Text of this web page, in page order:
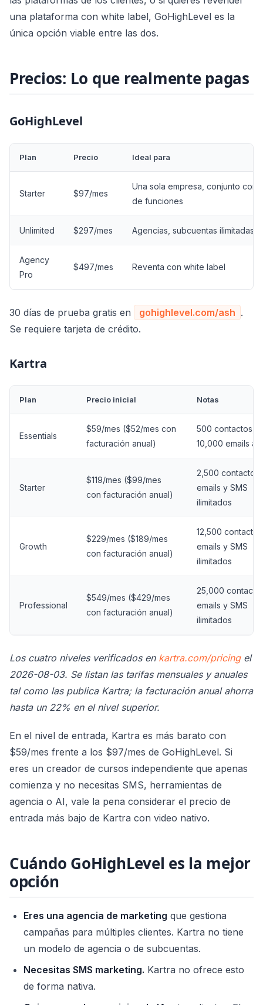
una plataforma con white label, GoHighLevel es la
única opción viable entre las dos.
Precios: Lo que realmente pagas
GoHighLevel
Plan Precio Ideal para
Starter $97/mes
Una sola empresa, conjunto
de funciones
Unlimited $297/mes Agencias, subcuentas ilimitadas
Agency
Pro
$497/mes Reventa con white label
30 días de prueba gratis en gohighlevel.com/ash .
Se requiere tarjeta de crédito.
Kartra
Plan Precio inicial Notas
Essentials
$59/mes ($52/mes con
facturación anual)
500 contactos,
10,000 emails al
Starter
$119/mes ($99/mes
con facturación anual)
2,500 contactos,
emails y SMS
ilimitados
Growth
$229/mes ($189/mes
con facturación anual)
12,500
emails y SMS
ilimitados
Professional
$549/mes ($429/mes
con facturación anual)
25,000
emails y SMS
ilimitados
Los cuatro niveles verificados en kartra.com/pricingel
2026-08-03. Se listan las tarifas mensuales y anuales
tal como las publica Kartra; la facturación anual ahorra
hasta un 22% en el nivel superior.
En el nivel de entrada, Kartra es más barato con
$59/mes frente a los $97/mes de GoHighLevel. Si
eres un creador de cursos independiente que apenas
comienza y no necesitas SMS, herramientas de
agencia o AI, vale la pena considerar el precio de
entrada más bajo de Kartra con video nativo.
Cuándo GoHighLevel es la mejor
opción
Eres una agencia de marketing que gestiona
campañas para múltiples clientes. Kartra no tiene
un modelo de agencia o de subcuentas.
Necesitas SMS marketing. Kartra no ofrece esto
de forma nativa.